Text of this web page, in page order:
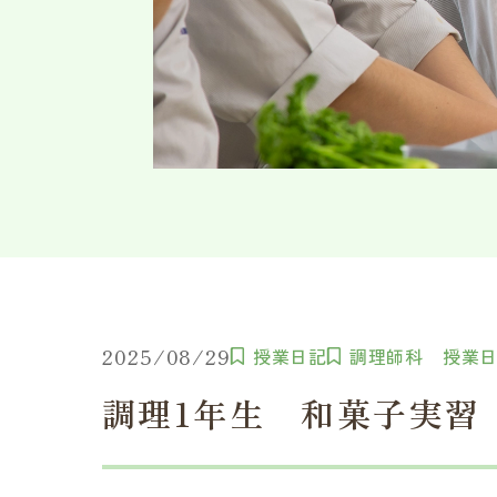
2025/08/29 授業日記 調理師科 授業
調理1年生 和菓子実習